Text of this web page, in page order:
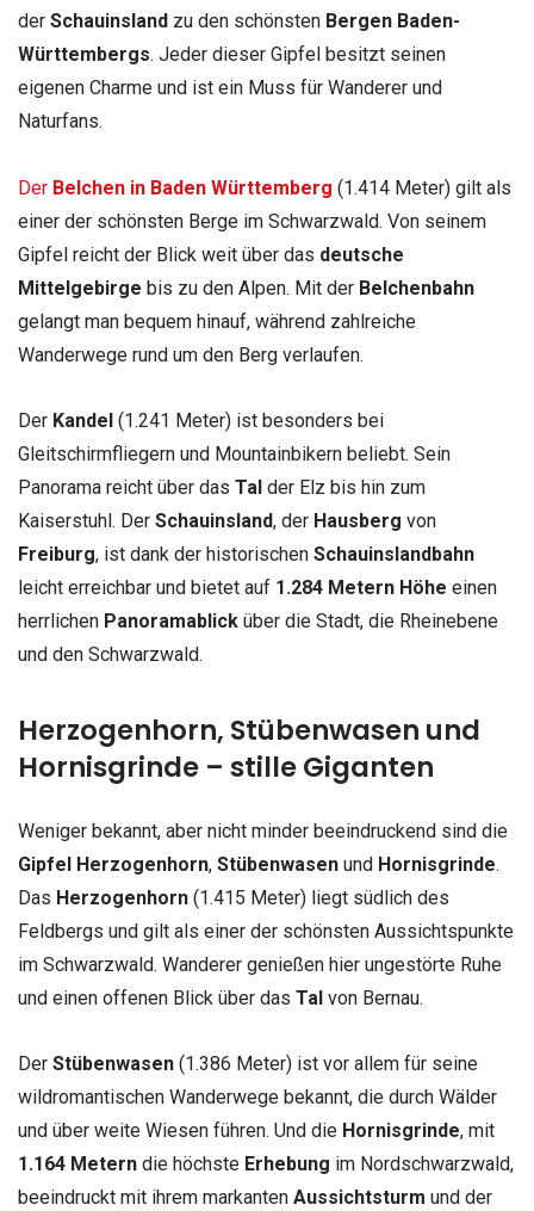
der Schauinsland zu den schönsten Bergen Baden-
Württembergs. Jeder dieser Gipfel besitzt seinen
eigenen Charme und ist ein Muss für Wanderer und
Naturfans.
Der Belchen in Baden Württemberg (1.414 Meter) gilt als
einer der schönsten Berge im Schwarzwald. Von seinem
Gipfel reicht der Blick weit über das deutsche
Mittelgebirge bis zu den Alpen. Mit der Belchenbahn
gelangt man bequem hinauf, während zahlreiche
Wanderwege rund um den Berg verlaufen.
Der Kandel (1.241 Meter) ist besonders bei
Gleitschirmfliegern und Mountainbikern beliebt. Sein
Panorama reicht über das Tal der Elz bis hin zum
Kaiserstuhl. Der Schauinsland, der Hausberg von
Freiburg, ist dank der historischen Schauinslandbahn
leicht erreichbar und bietet auf 1.284 Metern Höhe einen
herrlichen Panoramablick über die Stadt, die Rheinebene
und den Schwarzwald.
Herzogenhorn, Stübenwasen und
Hornisgrinde – stille Giganten
Weniger bekannt, aber nicht minder beeindruckend sind die
Gipfel Herzogenhorn, Stübenwasen und Hornisgrinde.
Das Herzogenhorn (1.415 Meter) liegt südlich des
Feldbergs und gilt als einer der schönsten Aussichtspunkte
im Schwarzwald. Wanderer genießen hier ungestörte Ruhe
und einen offenen Blick über das Tal von Bernau.
Der Stübenwasen (1.386 Meter) ist vor allem für seine
wildromantischen Wanderwege bekannt, die durch Wälder
und über weite Wiesen führen. Und die Hornisgrinde, mit
1.164 Metern die höchste Erhebung im Nordschwarzwald,
beeindruckt mit ihrem markanten Aussichtsturm und der